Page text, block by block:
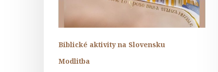
Biblické aktivity na Slovensku
Modlitba